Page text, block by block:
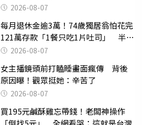
2026-08-07
每月退休金逾3萬！74歲獨居翁怕花完
121萬存款「1餐只吃1片吐司」 半年
後暴瘦嚇壞女兒
2026-08-07
女主播鏡頭前打瞌睡畫面瘋傳 背後
原因曝！觀眾挺她：辛苦了
2026-08-07
買195元鹹酥雞忘帶錢！老闆神操作